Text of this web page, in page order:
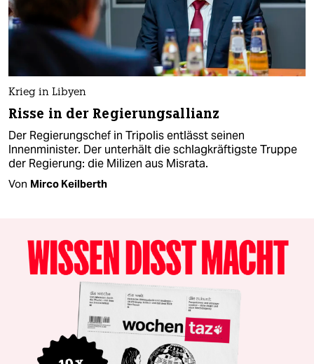
Krieg in Libyen
Risse in der Regierungsallianz
Der Regierungschef in Tripolis entlässt seinen
Innenminister. Der unterhält die schlagkräftigste Truppe
der Regierung: die Milizen aus Misrata.
Von Mirco Keilberth